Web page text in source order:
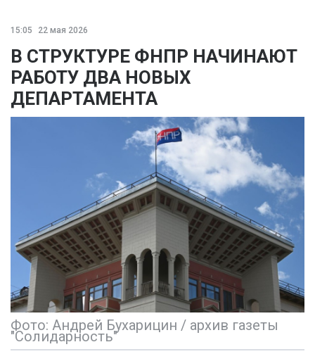
15:05 22 мая 2026
В СТРУКТУРЕ ФНПР НАЧИНАЮТ
РАБОТУ ДВА НОВЫХ
ДЕПАРТАМЕНТА
Фото: Андрей Бухарицин / архив газеты
"Солидарность"